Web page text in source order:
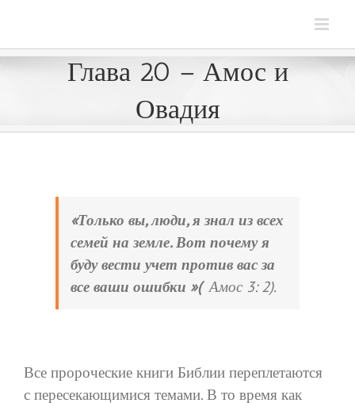
Глава 20 – Амос и
Овадия
«Только вы, люди, я знал из всех
семей на земле. Вот почему я
буду вести учет против вас за
все ваши ошибки »(Амос 3: 2).
Все пророческие книги Библии переплетаются
с пересекающимися темами. В то время как